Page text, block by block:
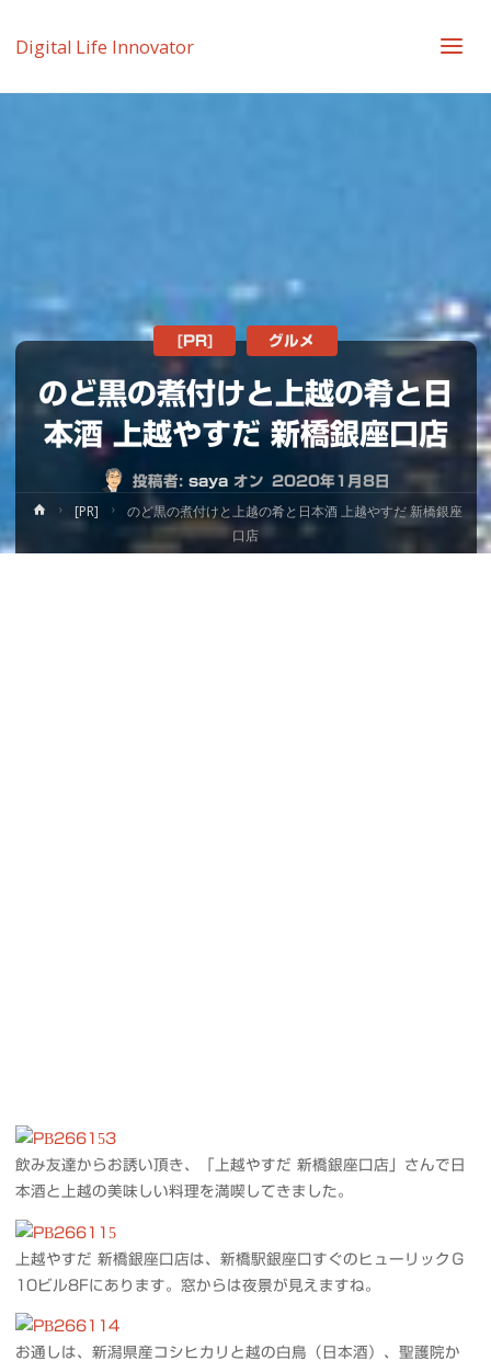
Digital Life Innovator
のど黒の煮付けと上越の肴と日
本酒 上越やすだ 新橋銀座口店
投稿者: saya オン 2020年1月8日
[PR] グルメ
ホ
ム
[PR]
のど黒の煮付けと上越の肴と日本酒 上越やすだ 新橋銀座
口店
飲み友達からお誘い頂き、「上越やすだ 新橋銀座口店」さんで日
本酒と上越の美味しい料理を満喫してきました。
上越やすだ 新橋銀座口店は、新橋駅銀座口すぐのヒューリックＧ
10ビル8Fにあります。窓からは夜景が見えますね。
お通しは、新潟県産コシヒカリと越の白鳥（日本酒）、聖護院か